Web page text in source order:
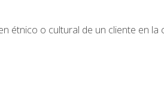
étnico o cultural de un cliente en la